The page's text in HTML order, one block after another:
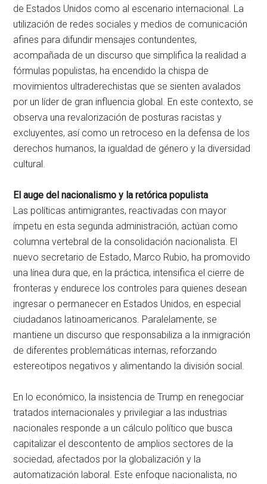
de Estados Unidos como al escenario internacional. La
utilización de redes sociales y medios de comunicación
afines para difundir mensajes contundentes,
acompañada de un discurso que simplifica la realidad a
fórmulas populistas, ha encendido la chispa de
movimientos ultraderechistas que se sienten avalados
por un líder de gran influencia global. En este contexto, se
observa una revalorización de posturas racistas y
excluyentes, así como un retroceso en la defensa de los
derechos humanos, la igualdad de género y la diversidad
cultural.
El auge del nacionalismo y la retórica populista
Las políticas antimigrantes, reactivadas con mayor
ímpetu en esta segunda administración, actúan como
columna vertebral de la consolidación nacionalista. El
nuevo secretario de Estado, Marco Rubio, ha promovido
una línea dura que, en la práctica, intensifica el cierre de
fronteras y endurece los controles para quienes desean
ingresar o permanecer en Estados Unidos, en especial
ciudadanos latinoamericanos. Paralelamente, se
mantiene un discurso que responsabiliza a la inmigración
de diferentes problemáticas internas, reforzando
estereotipos negativos y alimentando la división social.
En lo económico, la insistencia de Trump en renegociar
tratados internacionales y privilegiar a las industrias
nacionales responde a un cálculo político que busca
capitalizar el descontento de amplios sectores de la
sociedad, afectados por la globalización y la
automatización laboral. Este enfoque nacionalista, no